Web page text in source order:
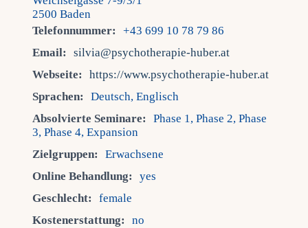
2500 Baden
Telefonnummer:
+43 699 10 78 79 86
Email:
silvia@psychotherapie-huber.at
Webseite:
https://www.psychotherapie-huber.at
Sprachen:
Deutsch, Englisch
Absolvierte Seminare:
Phase 1, Phase 2, Phase
3, Phase 4, Expansion
Zielgruppen:
Erwachsene
Online Behandlung:
yes
Geschlecht:
female
Kostenerstattung:
no